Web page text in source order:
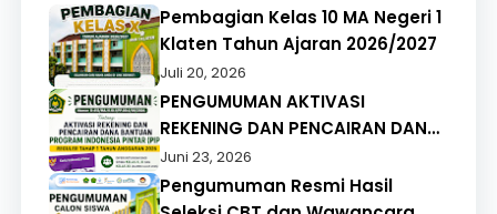
Pembagian Kelas 10 MA Negeri 1
Klaten Tahun Ajaran 2026/2027
Juli 20, 2026
PENGUMUMAN AKTIVASI
REKENING DAN PENCAIRAN DANA
BANTUAN PROGRAM INDONESIA
PINTAR (PIP) REGULER TAHAP 1
TAHUN ANGGARAN 2026
Juni 23, 2026
Pengumuman Resmi Hasil